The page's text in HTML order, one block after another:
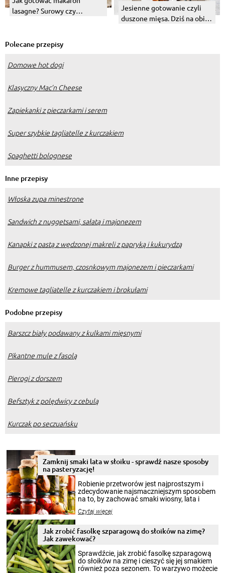
lasagne? Surowy czy
Jesienne gotowanie czyli
duszone mięsa. Dziś na obiad
Polecane przepisy
Domowe hot dogi
Klasyczny Mac’n Cheese
Zapiekanki z pieczarkami i serem
Super szybkie tagliatelle z kurczakiem
Spaghetti bolognese
Inne przepisy
Włoska zupa minestrone
Sandwich z nuggetsami, sałatą i majonezem
Kanapki z pastą z wędzonej makreli z papryką i kukurydzą
Burger z hummusem, czosnkowym majonezem i pieczarkami
Kremowe tagliatelle z kurczakiem i brokułami
Podobne przepisy
Barszcz biały podawany z kulkami mięsnymi
Pikantne mule z fasolą
Pierogi z dorszem
Befsztyk z polędwicy z cebulą
Kurczak po seczuańsku
Zamknij smaki lata w słoiku - sprawdź nasze sposoby
na pasteryzację!
Robienie przetworów jest najprostszym i
zdecydowanie najsmaczniejszym sposobem
na to, by zachować smaki wiosny, lata i
krajobrazów, by cieszyć nimi oko w sezonie
pełni poczuć atmosferę cieplejszych
miesięcy. Przygotowanie słoików ze
patenty, które pozwolą zachować świeżość
przetworów.
Czytaj więcej
Jak zrobić fasolkę szparagową do słoików na zimę?
Jak zawekować?
Sprawdźcie, jak zrobić fasolkę szparagową
do słoików na zimę i cieszyć się jej smakiem
również poza sezonem. To warzywo możecie